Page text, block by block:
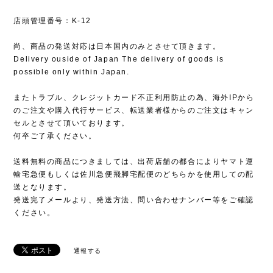
店頭管理番号：K-12
尚、商品の発送対応は日本国内のみとさせて頂きます。
Delivery ouside of Japan The delivery of goods is
possible only within Japan.
またトラブル、クレジットカード不正利用防止の為、海外IPから
のご注文や購入代行サービス、転送業者様からのご注文はキャン
セルとさせて頂いております。
何卒ご了承ください。
送料無料の商品につきましては、出荷店舗の都合によりヤマト運
輸宅急便もしくは佐川急便飛脚宅配便のどちらかを使用しての配
送となります。
発送完了メールより、発送方法、問い合わせナンバー等をご確認
ください。
通報する